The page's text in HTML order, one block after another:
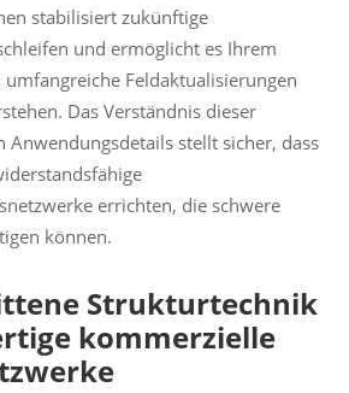
stabilisiert zukünftige
und ermöglicht es Ihrem
Feldaktualisierungen
Das Verständnis dieser
Anwendungsdetails stellt sicher, dass
errichten, die schwere
können.
Strukturtechnik
kommerzielle